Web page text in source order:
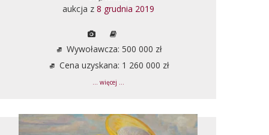
aukcja z 8 grudnia 2019
Wywoławcza: 500 000 zł
Cena uzyskana: 1 260 000 zł
... więcej ...